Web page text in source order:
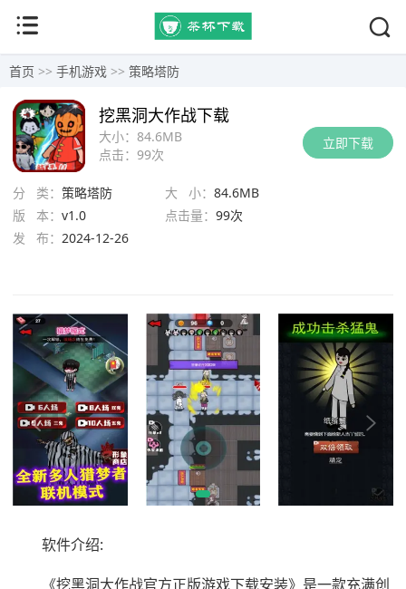
首页 >> 手机游戏 >> 策略塔防
立即下载
大小： 84.6MB
点击： 99次
挖黑洞大作战下载
分 类： 策略塔防 大 小： 84.6MB
版 本： v1.0 点击量： 99次
发 布： 2024-12-26
软件介绍:
《挖黑洞大作战官方正版游戏下载安装》是一款充满创